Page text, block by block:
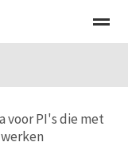
voor PI's die met